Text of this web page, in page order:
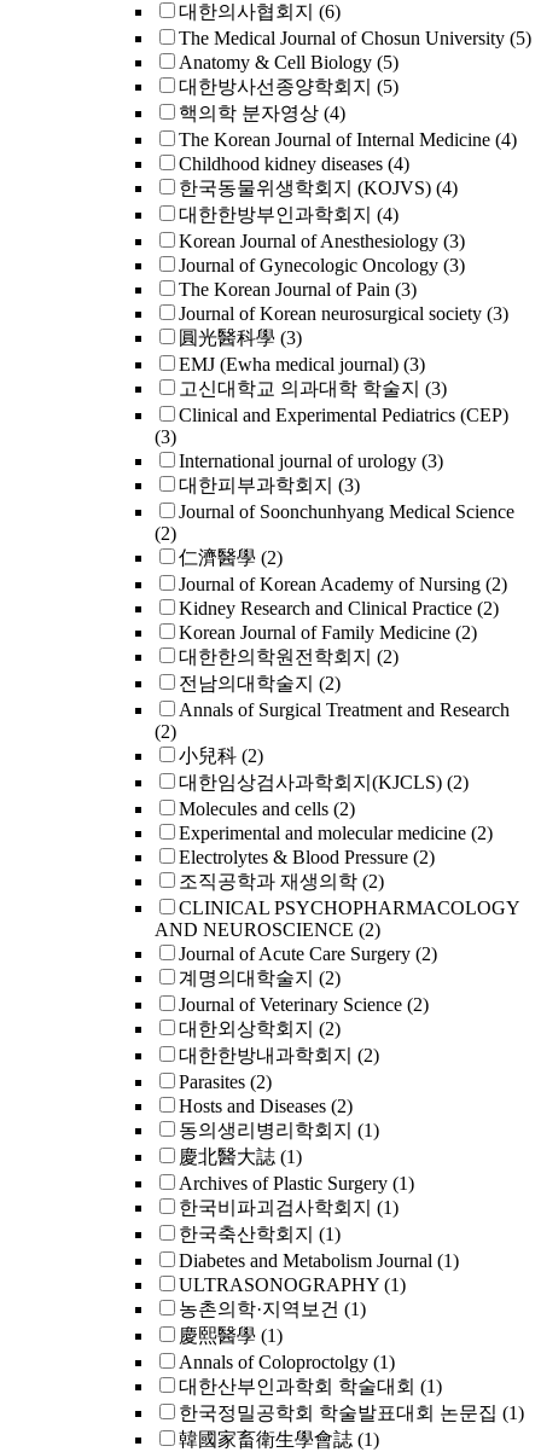
대한의사협회지 (6)
The Medical Journal of Chosun University (5)
Anatomy & Cell Biology (5)
대한방사선종양학회지 (5)
핵의학 분자영상 (4)
The Korean Journal of Internal Medicine (4)
Childhood kidney diseases (4)
한국동물위생학회지 (KOJVS) (4)
대한한방부인과학회지 (4)
Korean Journal of Anesthesiology (3)
Journal of Gynecologic Oncology (3)
The Korean Journal of Pain (3)
Journal of Korean neurosurgical society (3)
圓光醫科學 (3)
EMJ (Ewha medical journal) (3)
고신대학교 의과대학 학술지 (3)
Clinical and Experimental Pediatrics (CEP)
(3)
International journal of urology (3)
대한피부과학회지 (3)
Journal of Soonchunhyang Medical Science
(2)
仁濟醫學 (2)
Journal of Korean Academy of Nursing (2)
Kidney Research and Clinical Practice (2)
Korean Journal of Family Medicine (2)
대한한의학원전학회지 (2)
전남의대학술지 (2)
Annals of Surgical Treatment and Research
(2)
小兒科 (2)
대한임상검사과학회지(KJCLS) (2)
Molecules and cells (2)
Experimental and molecular medicine (2)
Electrolytes & Blood Pressure (2)
조직공학과 재생의학 (2)
CLINICAL PSYCHOPHARMACOLOGY
AND NEUROSCIENCE (2)
Journal of Acute Care Surgery (2)
계명의대학술지 (2)
Journal of Veterinary Science (2)
대한외상학회지 (2)
대한한방내과학회지 (2)
Parasites (2)
Hosts and Diseases (2)
동의생리병리학회지 (1)
慶北醫大誌 (1)
Archives of Plastic Surgery (1)
한국비파괴검사학회지 (1)
한국축산학회지 (1)
Diabetes and Metabolism Journal (1)
ULTRASONOGRAPHY (1)
농촌의학·지역보건 (1)
慶熙醫學 (1)
Annals of Coloproctolgy (1)
대한산부인과학회 학술대회 (1)
한국정밀공학회 학술발표대회 논문집 (1)
韓國家畜衛生學會誌 (1)